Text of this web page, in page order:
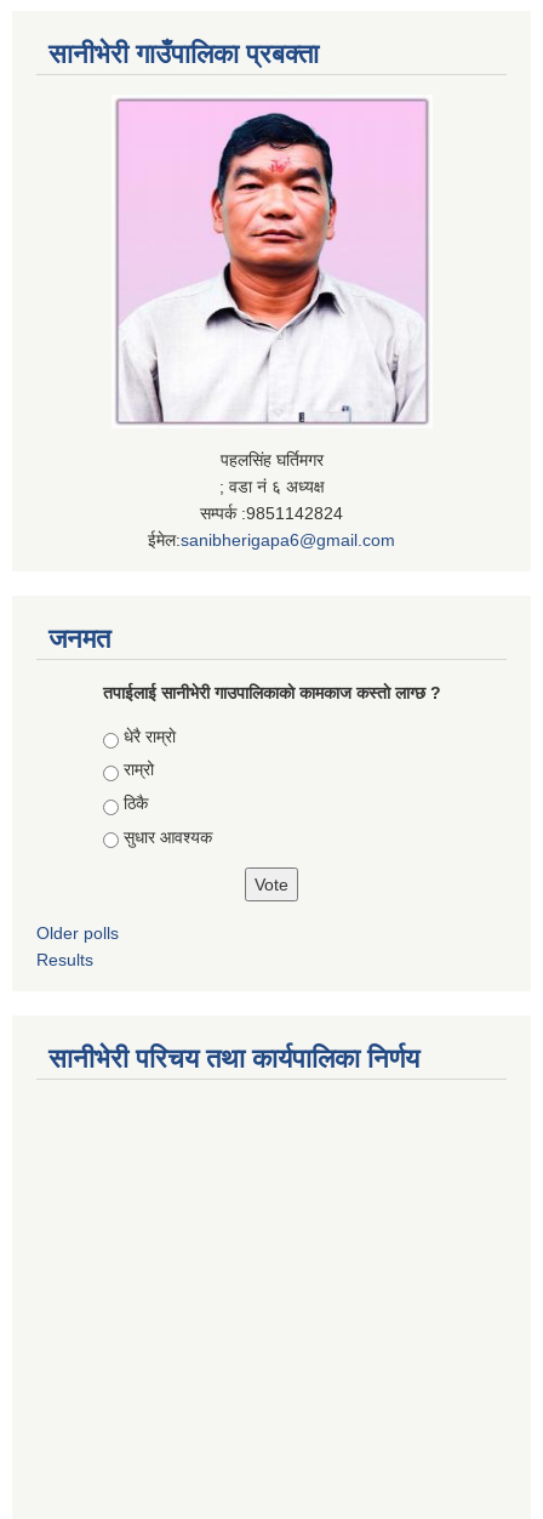
सानीभेरी गाउँपालिका प्रबक्ता
पहलसिंह घर्तिमगर
; वडा नं ६ अध्यक्ष
सम्पर्क :9851142824
ईमेल:sanibherigapa6@gmail.com
जनमत
तपाईलाई सानीभेरी गाउपालिकाकाे कामकाज कस्ताे लाग्छ ?
Choices
धेरै राम्राे
राम्रो
ठिकै
सुधार आवश्यक
Older polls
Results
सानीभेरी परिचय तथा कार्यपालिका निर्णय